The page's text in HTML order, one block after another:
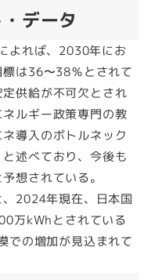
データ
よれば、2030年にお
は36〜38％とされて
供給が不可欠とされ
ルギー政策専門の教
導入のボトルネック
述べており、今後も
想されている。
2024年現在、日本国
万kWhとされている
での増加が見込まれて